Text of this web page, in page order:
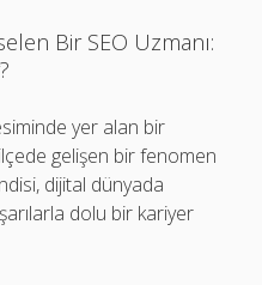
Bir SEO Uzmanı:
yer alan bir
gelişen bir fenomen
dijital dünyada
dolu bir kariyer